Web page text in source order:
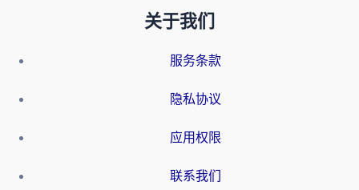
关于我们
服务条款
隐私协议
应用权限
联系我们